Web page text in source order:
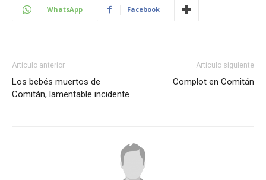
WhatsApp Facebook
Artículo anterior
Los bebés muertos de
Comitán, lamentable incidente
Artículo siguiente
Complot en Comitán